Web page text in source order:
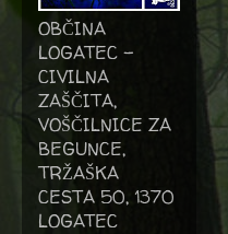
OBČINA
LOGATEC -
CIVILNA
ZAŠČITA,
VOŠČILNICE ZA
BEGUNCE,
TRŽAŠKA
CESTA 50, 1370
LOGATEC